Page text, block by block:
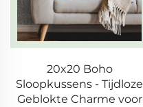
20x20 Boho
Sloopkussens - Tijdloze
Geblokte Charme voor